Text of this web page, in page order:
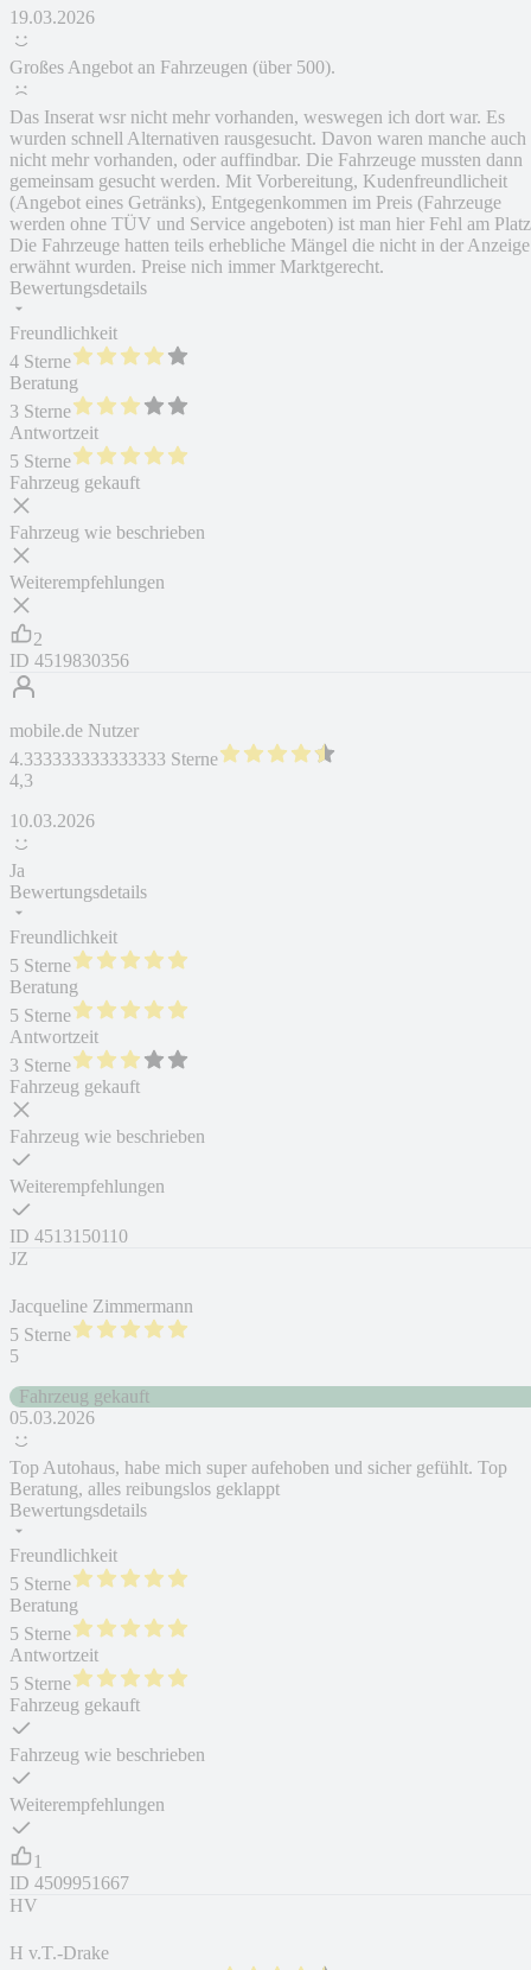
19.03.2026
Großes Angebot an Fahrzeugen (über 500).
Das Inserat wsr nicht mehr vorhanden, weswegen ich dort war. Es
wurden schnell Alternativen rausgesucht. Davon waren manche auch
nicht mehr vorhanden, oder auffindbar. Die Fahrzeuge mussten dann
gemeinsam gesucht werden. Mit Vorbereitung, Kudenfreundlicheit
(Angebot eines Getränks), Entgegenkommen im Preis (Fahrzeuge
werden ohne TÜV und Service angeboten) ist man hier Fehl am
Die Fahrzeuge hatten teils erhebliche Mängel die nicht in der Anzeige
erwähnt wurden. Preise nich immer Marktgerecht.
Bewertungsdetails
Freundlichkeit
4 Sterne
Beratung
3 Sterne
Antwortzeit
5 Sterne
Fahrzeug gekauft
Fahrzeug wie beschrieben
Weiterempfehlungen
2
ID 4519830356
mobile.de Nutzer
4.333333333333333 Sterne
4,3
10.03.2026
Ja
Bewertungsdetails
Freundlichkeit
5 Sterne
Beratung
5 Sterne
Antwortzeit
3 Sterne
Fahrzeug gekauft
Fahrzeug wie beschrieben
Weiterempfehlungen
ID 4513150110
JZ
Jacqueline Zimmermann
5 Sterne
5
Fahrzeug gekauft
05.03.2026
Top Autohaus, habe mich super aufehoben und sicher gefühlt. Top
Beratung, alles reibungslos geklappt
Bewertungsdetails
Freundlichkeit
5 Sterne
Beratung
5 Sterne
Antwortzeit
5 Sterne
Fahrzeug gekauft
Fahrzeug wie beschrieben
Weiterempfehlungen
1
ID 4509951667
HV
H v.T.-Drake